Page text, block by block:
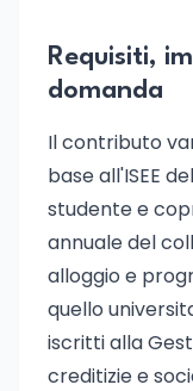
Requisiti,
domanda
Il contributo
base all'ISEE
studente e
annuale del
alloggio e
quello
iscritti alla
creditizie e